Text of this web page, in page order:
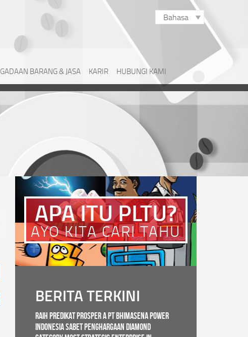
Bahasa
BARANG & JASA KARIR HUBUNGI KAMI
APA ITU PLTU?
AYO KITA CARI TAHU
BERITA TERKINI
Raih Predikat PROSPER A PT Bhimasena Power
Indonesia Sabet Penghargaan Diamond